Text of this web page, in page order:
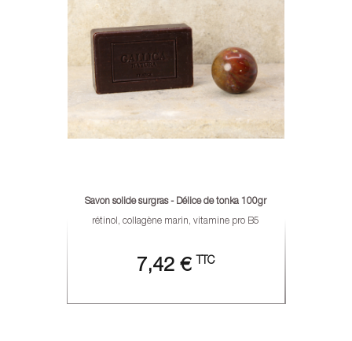
Savon solide surgras - Délice de tonka 100gr
rétinol, collagène marin, vitamine pro B5
7,42 € TTC